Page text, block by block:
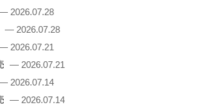
2026.07.28
— 2026.07.28
2026.07.21
— 2026.07.21
2026.07.14
— 2026.07.14